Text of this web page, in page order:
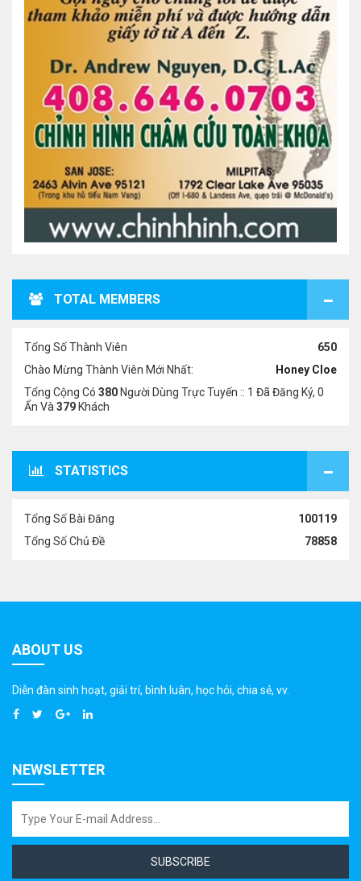
TOTAL MEMBERS
Tổng Số Thành Viên
650
Chào Mừng Thành Viên Mới Nhất:
Honey Cloe
Tổng Cộng Có 380 Người Dùng Trực Tuyến :: 1 Đã Đăng Ký, 0
Ẩn Và 379 Khách
STATISTICS
Tổng Số Bài Đăng
100119
Tổng Số Chủ Đề
78858
ABOUT US
Diễn đàn sinh hoạt, giải trí, bình luân, học hỏi, chia sẻ, vv.
NEWSLETTER
SUBSCRIBE